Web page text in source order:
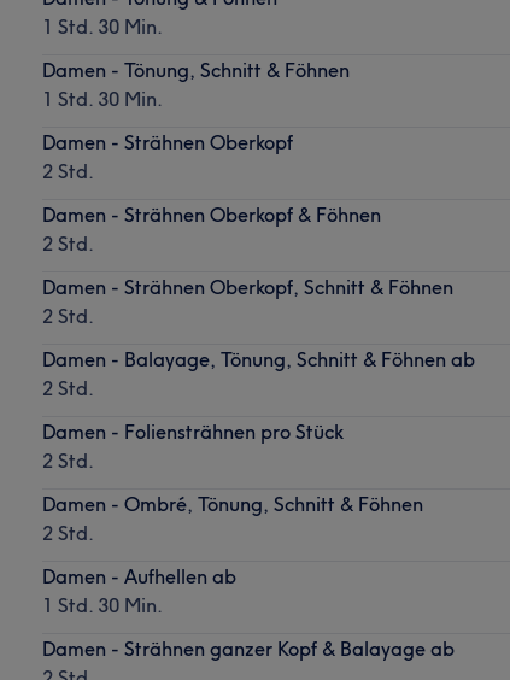
1 Std. 30 Min.
Damen - Tönung, Schnitt & Föhnen
1 Std. 30 Min.
Damen - Strähnen Oberkopf
2 Std.
Damen - Strähnen Oberkopf & Föhnen
2 Std.
Damen - Strähnen Oberkopf, Schnitt & Föhnen
2 Std.
Damen - Balayage, Tönung, Schnitt & Föhnen ab
2 Std.
Damen - Foliensträhnen pro Stück
2 Std.
Damen - Ombré, Tönung, Schnitt & Föhnen
2 Std.
Damen - Aufhellen ab
1 Std. 30 Min.
Damen - Strähnen ganzer Kopf & Balayage ab